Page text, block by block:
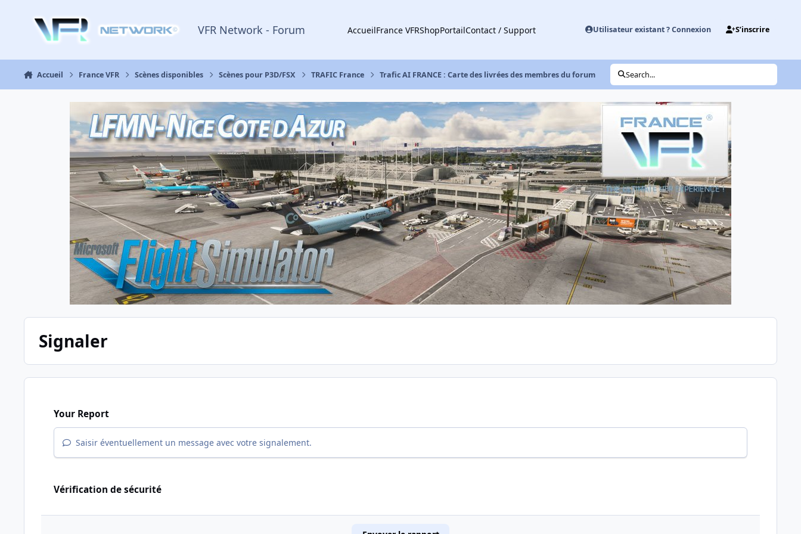
VFR Network - Forum AccueilFrance VFRShopPortailContact / Support Utilisateur existant ? Connexion S’inscrire
Accueil France VFR Scènes disponibles Scènes pour P3D/FSX TRAFIC France Trafic AI FRANCE : Carte des livrées des membres du forum Search...
Signaler
Your Report
Saisir éventuellement un message avec votre signalement.
Vérification de sécurité